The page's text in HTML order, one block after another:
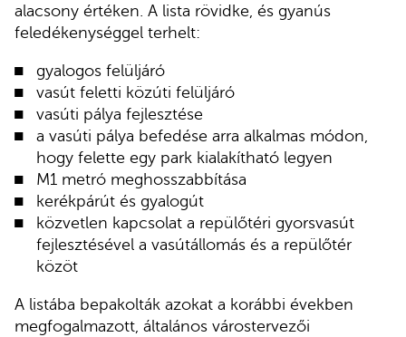
alacsony értéken. A lista rövidke, és gyanús
feledékenységgel terhelt:
gyalogos felüljáró
vasút feletti közúti felüljáró
vasúti pálya fejlesztése
a vasúti pálya befedése arra alkalmas módon,
hogy felette egy park kialakítható legyen
M1 metró meghosszabbítása
kerékpárút és gyalogút
közvetlen kapcsolat a repülőtéri gyorsvasút
fejlesztésével a vasútállomás és a repülőtér
közöt
A listába bepakolták azokat a korábbi években
megfogalmazott, általános várostervezői